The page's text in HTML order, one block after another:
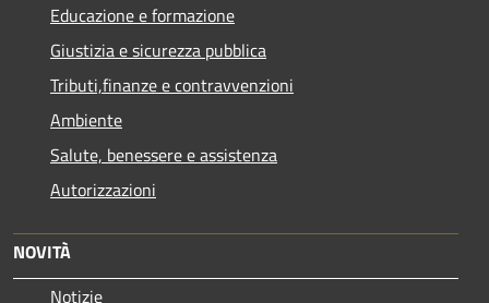
Educazione e formazione
Giustizia e sicurezza pubblica
Tributi,finanze e contravvenzioni
Ambiente
Salute, benessere e assistenza
Autorizzazioni
NOVITÀ
Notizie